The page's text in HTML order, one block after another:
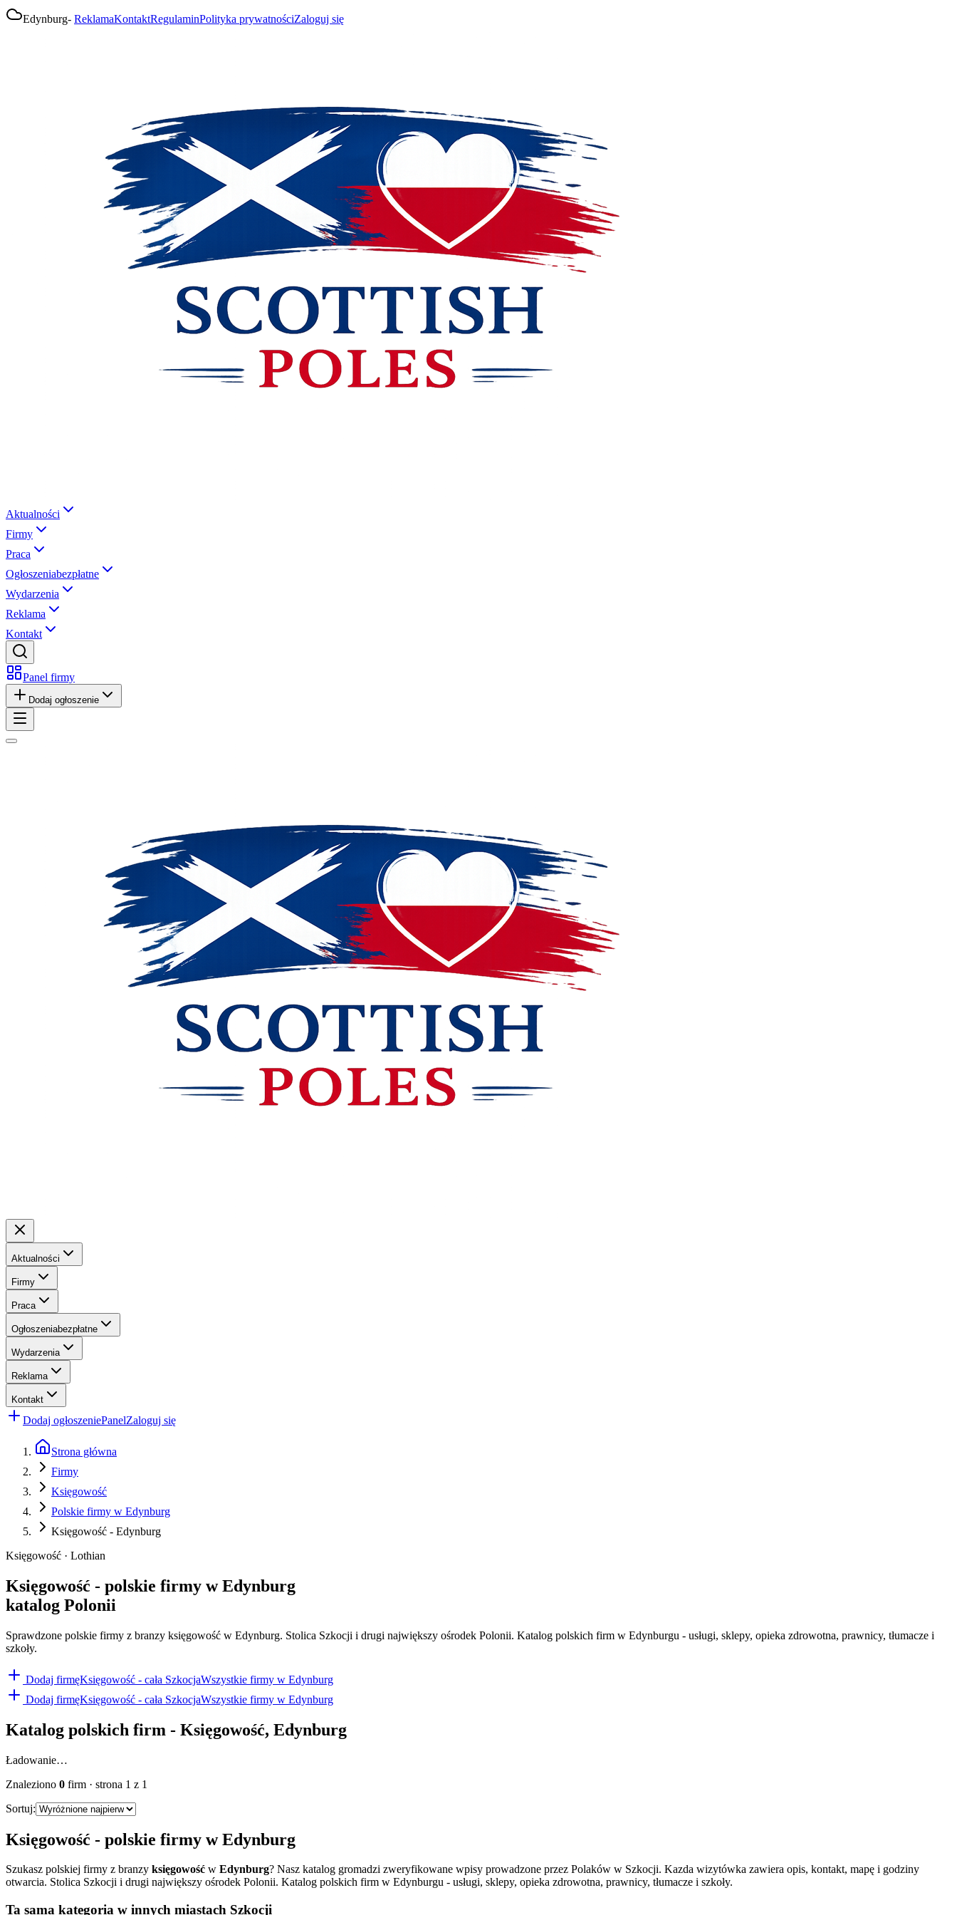
Edynburg- ReklamaKontaktRegulaminPolityka prywatnościZaloguj się
Aktualności
Firmy
Praca
Ogłoszeniabezpłatne
Wydarzenia
Reklama
Kontakt
Panel firmy
Dodaj ogłoszenie
Aktualności
Firmy
Praca
Ogłoszeniabezpłatne
Wydarzenia
Reklama
Kontakt
Dodaj ogłoszeniePanelZaloguj się
Strona główna
Firmy
Księgowość
Polskie firmy w Edynburg
Księgowość - Edynburg
Księgowość · Lothian
Księgowość - polskie firmy w Edynburg
katalog Polonii
Sprawdzone polskie firmy z branzy księgowość w Edynburg. Stolica Szkocji i drugi największy ośrodek Polonii. Katalog polskich firm w Edynburgu - usługi, sklepy, opieka zdrowotna, prawnicy, tłumacze i
szkoły.
Dodaj firmęKsięgowość - cała SzkocjaWszystkie firmy w Edynburg
Dodaj firmęKsięgowość - cała SzkocjaWszystkie firmy w Edynburg
Katalog polskich firm - Księgowość, Edynburg
Ładowanie…
Znaleziono 0 firm · strona 1 z 1
Sortuj:
Księgowość - polskie firmy wEdynburg
Szukasz polskiej firmy z branzy księgowość w Edynburg? Nasz katalog gromadzi zweryfikowane wpisy prowadzone przez Polaków w Szkocji. Kazda wizytówka zawiera opis, kontakt, mapę i godziny
otwarcia. Stolica Szkocji i drugi największy ośrodek Polonii. Katalog polskich firm w Edynburgu - usługi, sklepy, opieka zdrowotna, prawnicy, tłumacze i szkoły.
Ta sama kategoria w innych miastach Szkocji